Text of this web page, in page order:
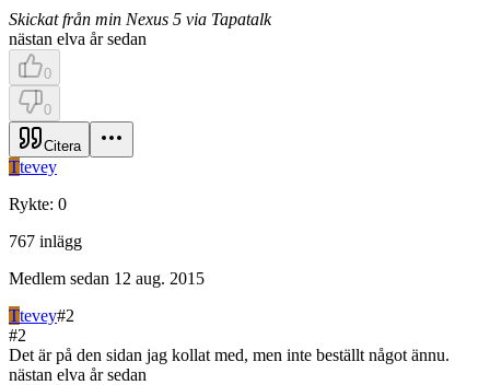
Skickat från min Nexus 5 via Tapatalk
nästan elva år sedan
0
0
Citera
Ttevey
Rykte: 0
767 inlägg
Medlem sedan 12 aug. 2015
Ttevey#2
#2
Det är på den sidan jag kollat med, men inte beställt något ännu.
nästan elva år sedan